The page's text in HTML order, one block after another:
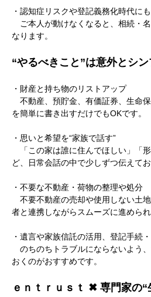
・認知症リスクや登記義務化時代に
ご本人が動けなくなると、相続・
なります。
“やるべきこと”は意外とシ
・財産と持ち物のリストアップ
不動産、預貯金、有価証券、生命
を簡単に書き出すだけでもOKです。
・思いと希望を“家族で話す”
「この家は誰に住んでほしい」「
ど、日常会話の中で少しずつ伝えてお
・不要な不動産・荷物の整理や処分
不要不動産の売却や使用しない土
者と連携しながらスムーズに進められ
・遺言や家族信託の活用、登記手続
のちのちトラブルにならないよう
おくのがおすすめです。
ｅｎｔｒｕｓｔ ✖ 専門家の